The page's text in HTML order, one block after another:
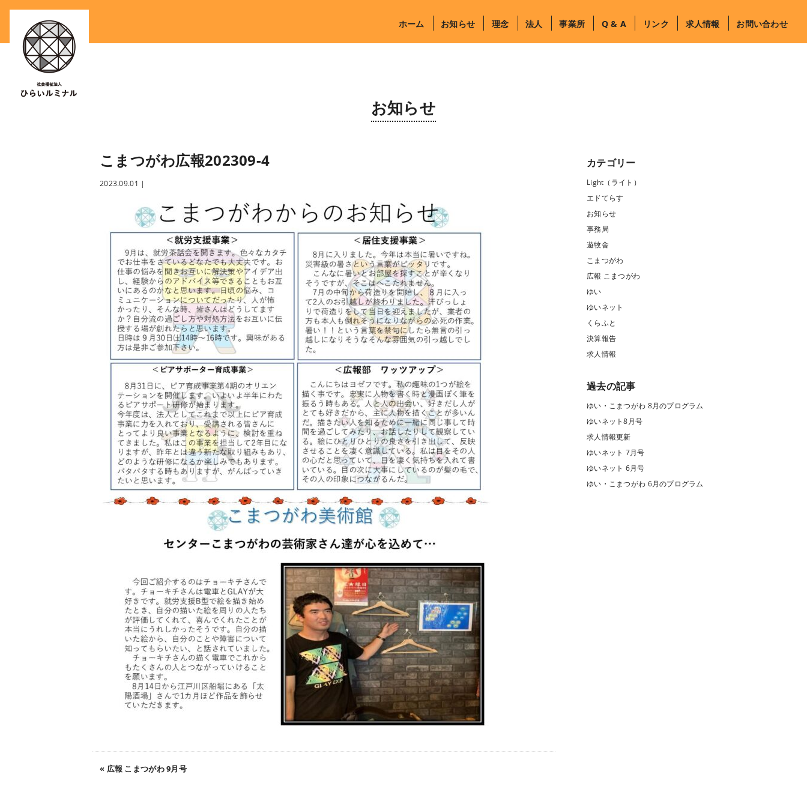
ホーム お知らせ 理念 法人 事業所 Q & A リンク 求人情報 お問い合わせ
お知らせ
こまつがわ広報202309-4
2023.09.01 |
« 広報 こまつがわ 9月号
カテゴリー
Light（ライト）
エドてらす
お知らせ
事務局
遊牧舎
こまつがわ
広報 こまつがわ
ゆい
ゆいネット
くらふと
決算報告
求人情報
過去の記事
ゆい・こまつがわ 8月のプログラム
ゆいネット8月号
求人情報更新
ゆいネット 7月号
ゆいネット 6月号
ゆい・こまつがわ 6月のプログラム